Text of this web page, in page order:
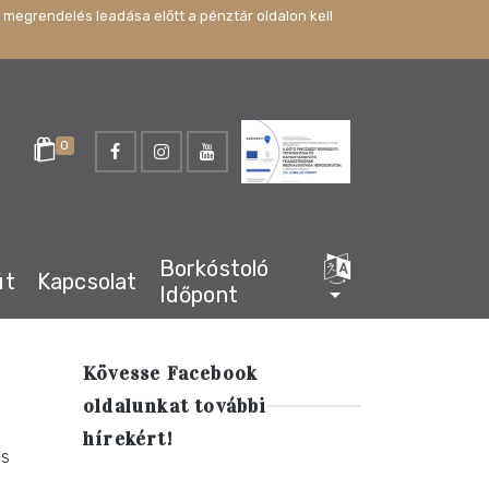
leadása előtt a pénztár oldalon kell
0
Kapcsolat
Borkóstoló
Időpont
Kövesse Facebook
oldalunkat további
hírekért!